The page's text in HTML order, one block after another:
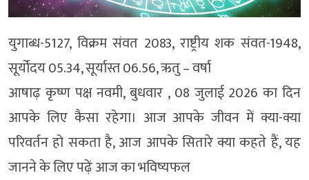
युगाब्ध-5127, विक्रम संवत 2083, राष्ट्रीय शक संवत-1948,
सूर्योदय 05.34, सूर्यास्त 06.56, ऋतु – वर्षा
आषाढ़ कृष्ण पक्ष नवमी, बुधवार , 08 जुलाई 2026 का दिन
आपके लिए कैसा रहेगा। आज आपके जीवन में क्या-क्या
परिवर्तन हो सकता है, आज आपके सितारे क्या कहते हैं, यह
जानने के लिए पढ़ें आज का भविष्यफल